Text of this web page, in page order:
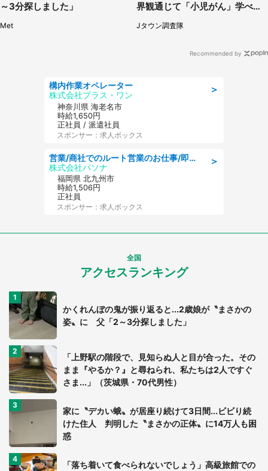
～3分探しました」
Met
界観通じて「小児がん」学べる
【8／10～31※平日限定】
Jタウン調査隊
Recommended by
＞
構内作業オペレーター
株式会社プラス・ワン
神奈川県 海老名市
時給1,650円
正社員 / 派遣社員
スポンサー：求人ボックス
＞
営業/商社でのルート営業のお仕事/即日勤務可/車通勤可/営業
株式会社パソナ
福岡県 北九州市
時給1,506円
正社員
スポンサー：求人ボックス
全国
アクセスランキング
かくれんぼの鬼が振り返ると...2歳娘が〝まさかの
姿〟に 父「2～3分探しました」
「上野駅の階段で、見知らぬ人と目が合った。その
まま『やるか？』と尋ねられ、私たちは2人ですぐ
さま...」（茨城県・70代男性）
家に〝デカい蛾〟が居座り続けて3日間...ビビり続
けた住人 判明した〝まさかの正体〟に14万人も困
惑
「落ち着いて食べられないでしょう」高級旅館での